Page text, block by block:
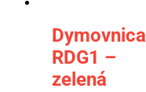
Dymovnica
RDG1 –
zelená